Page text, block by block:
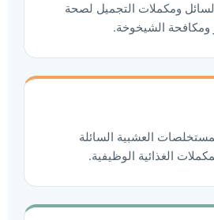
ومكملات التجميل لصحة
ومكافحة الشيخوخة.
العشبية السائلة
الغذائية الوظيفية.